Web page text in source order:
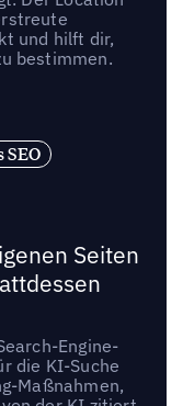
und hilft dir,
bestimmen.
SEO
Seiten
Engine-
die KI-Suche
Maßnahmen,